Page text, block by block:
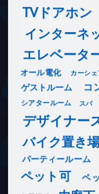
TVドアホン
インターネ
エレベータ
オール電化 カーシ
ゲストルーム コ
シアタールーム スパ
デザイナー
バイク置き
パーティールーム
ペット可 ペ